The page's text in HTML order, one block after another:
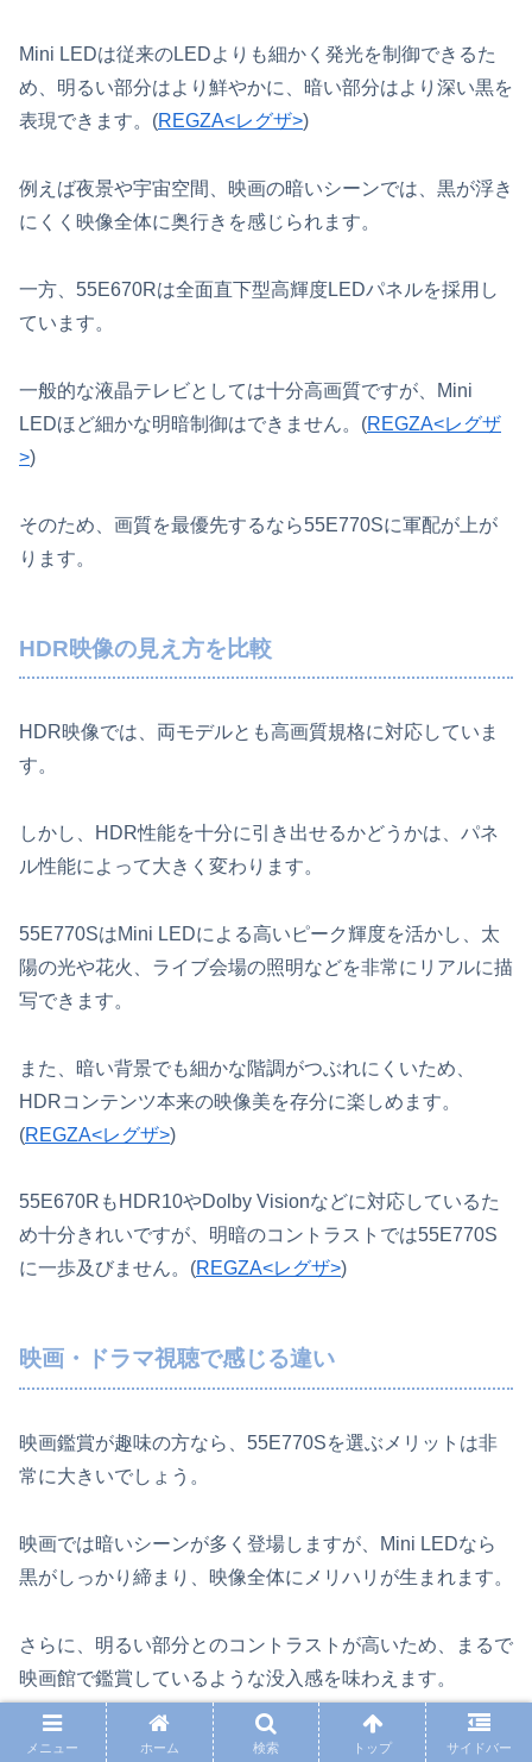
Mini LEDは従来のLEDよりも細かく発光を制御できるた
め、明るい部分はより鮮やかに、暗い部分はより深い黒を
表現できます。(REGZA<レグザ>)
例えば夜景や宇宙空間、映画の暗いシーンでは、黒が浮き
にくく映像全体に奥行きを感じられます。
一方、55E670Rは全面直下型高輝度LEDパネルを採用し
ています。
一般的な液晶テレビとしては十分高画質ですが、Mini
LEDほど細かな明暗制御はできません。(REGZA<レグザ
>)
そのため、画質を最優先するなら55E770Sに軍配が上が
ります。
HDR映像の見え方を比較
HDR映像では、両モデルとも高画質規格に対応していま
す。
しかし、HDR性能を十分に引き出せるかどうかは、パネ
ル性能によって大きく変わります。
55E770SはMini LEDによる高いピーク輝度を活かし、太
陽の光や花火、ライブ会場の照明などを非常にリアルに描
写できます。
また、暗い背景でも細かな階調がつぶれにくいため、
HDRコンテンツ本来の映像美を存分に楽しめます。
(REGZA<レグザ>)
55E670RもHDR10やDolby Visionなどに対応しているた
め十分きれいですが、明暗のコントラストでは55E770S
に一歩及びません。(REGZA<レグザ>)
映画・ドラマ視聴で感じる違い
映画鑑賞が趣味の方なら、55E770Sを選ぶメリットは非
常に大きいでしょう。
映画では暗いシーンが多く登場しますが、Mini LEDなら
黒がしっかり締まり、映像全体にメリハリが生まれます。
さらに、明るい部分とのコントラストが高いため、まるで
映画館で鑑賞しているような没入感を味わえます。
加えて、ノングレアパネルを採用しているため、昼間でも
メニュー ホーム 検索 トップ サイドバー